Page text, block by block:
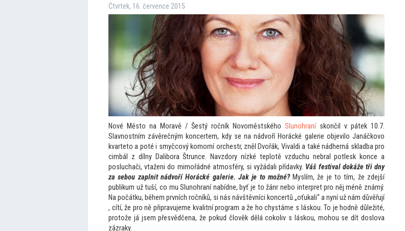
Čtvrtek, 16. července 2015
Nové Město na Moravě / Šestý ročník Novoměstského Slunohranískončil v pátek 10.7.
Slavnostním závěrečným koncertem, kdy se na nádvoří Horácké galerie objevilo Janáčkovo
kvarteto a poté i smyčcový komorní orchestr, zněl Dvořák, Vivaldi a také nádherná skladba pro
cimbál z dílny Dalibora Štrunce. Navzdory nízké teplotě vzduchu nebral potlesk konce a
posluchači, vtaženi do mimořádné atmosféry, si vyžádali přídavky. Váš festival dokáže tři dny
za sebou zaplnit nádvoří Horácké galerie. Jak je to možné?Myslím, že jeto tím, že zdejší
publikum už tuší, co mu Slunohraní nabídne, byť je to žánr nebo interpret pro něj méně známý.
Na počátku, během prvních ročníků, si nás návštěvníci koncertů „oťukali“ a nyní už nám důvěřují
, cítí, že pro ně připravujeme kvalitní program a že ho chystáme s láskou. To je hodně důležité,
protože já jsem přesvědčena, že pokud člověk dělá cokoliv s láskou, mohou se dít doslova
zázraky.